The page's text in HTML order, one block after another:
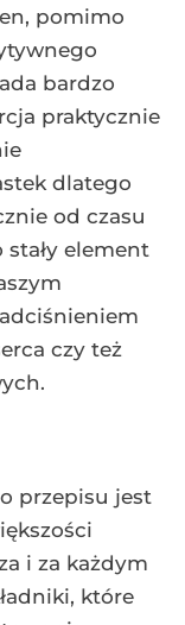
pomimo
bardzo
praktycznie
dlatego
od czasu
element
czy też
przepisu jest
i za każdym
które